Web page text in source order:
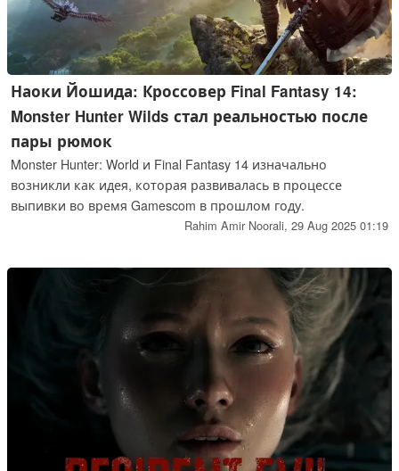
Наоки Йошида: Кроссовер Final Fantasy 14:
Monster Hunter Wilds стал реальностью после
пары рюмок
Monster Hunter: World и Final Fantasy 14 изначально
возникли как идея, которая развивалась в процессе
выпивки во время Gamescom в прошлом году.
Rahim Amir Noorali, 29 Aug 2025 01:19